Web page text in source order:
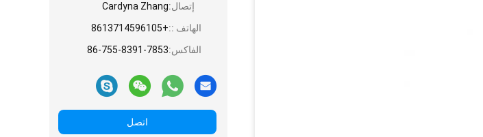
إتصال:Cardyna Zhang
الهاتف ::+8613714596105
الفاكس:86-755-8391-7853
اتصل